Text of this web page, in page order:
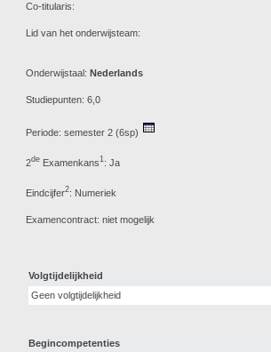
Co-titularis:
Lid van het onderwijsteam:
Onderwijstaal: Nederlands
Studiepunten: 6,0
Periode: semester 2 (6sp)
2de Examenkans1: Ja
Eindcijfer2: Numeriek
Examencontract: niet mogelijk
Volgtijdelijkheid
Geen volgtijdelijkheid
Begincompetenties